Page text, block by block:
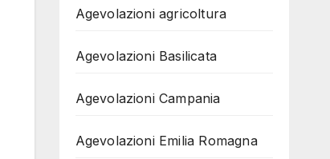
Agevolazioni agricoltura
Agevolazioni Basilicata
Agevolazioni Campania
Agevolazioni Emilia Romagna